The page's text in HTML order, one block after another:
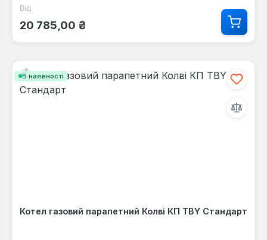
Звичайна ціна:
Від
20 785,00 ₴
В наявності
Котел газовий парапетний Колві КП TBY Стандарт